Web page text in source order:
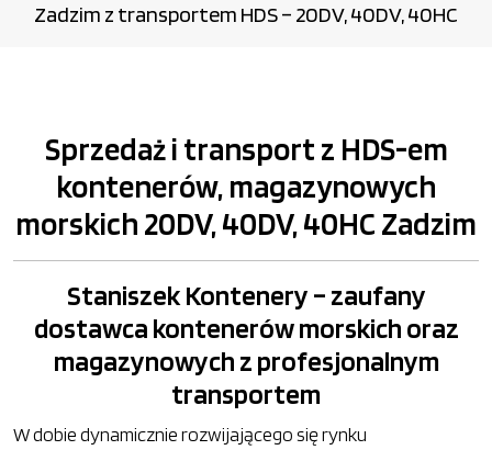
Zadzim z transportem HDS – 20DV, 40DV, 40HC
Sprzedaż i transport z HDS-em
kontenerów, magazynowych
morskich 20DV, 40DV, 40HC Zadzim
Staniszek Kontenery – zaufany
dostawca kontenerów morskich oraz
magazynowych z profesjonalnym
transportem
W dobie dynamicznie rozwijającego się rynku